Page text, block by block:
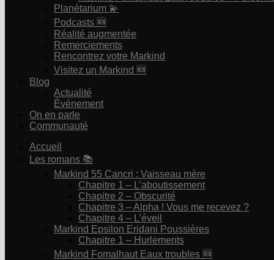
Planétarium 💫
Podcasts 🆕
Réalité augmentée
Remerciements
Rencontrez votre Markind
Visitez un Markind 🆕
Blog
Actualité
Événement
On en parle
Communauté
Accueil
Les romans 📚
Markind 55 Cancri : Vaisseau mère
Chapitre 1 – L’aboutissement
Chapitre 2 – Obscurité
Chapitre 3 – Alpha ! Vous me recevez ?
Chapitre 4 – L’éveil
Markind Epsilon Eridani Poussières
Chapitre 1 – Hurlements
Markind Fomalhaut Eaux troubles 🆕